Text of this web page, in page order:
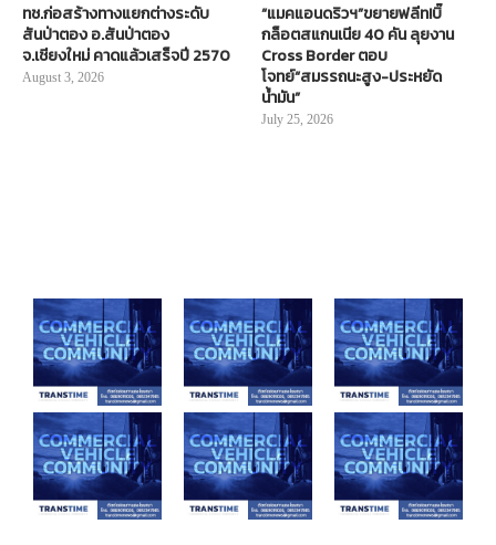
ทช.ก่อสร้างทางแยกต่างระดับ
สันป่าตอง อ.สันป่าตอง
จ.เชียงใหม่ คาดแล้วเสร็จปี 2570
August 3, 2026
“แมคแอนดริวฯ”ขยายฟลีท!บิ๊
กล็อตสแกนเนีย 40 คัน ลุยงาน
Cross Border ตอบ
โจทย์“สมรรถนะสูง-ประหยัด
น้ำมัน”
July 25, 2026